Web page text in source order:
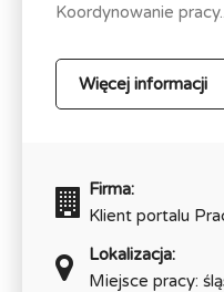
Koordynowanie
Więcej informacji
Firma:
Klient portalu
Lokalizacja:
Miejsce pracy: